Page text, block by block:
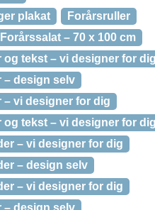
plakat
Forårsruller
Forårssalat – 70 x 100 cm
og tekst – vi designer for
– design selv
– vi designer for dig
og tekst – vi designer for
– vi designer for dig
– design selv
– vi designer for dig
– design selv